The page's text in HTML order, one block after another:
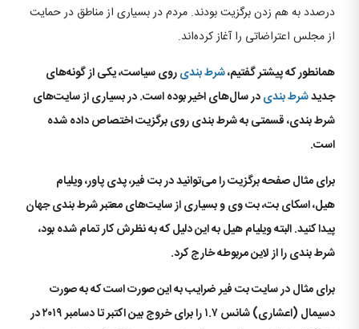
درصدد به هم زدن برگزیت بودند. مردم در بسیاری از مناطق در حمایت
از مجلس اعتراضاتی را آغاز کرده‌اند.
همانطور که پیشتر گفتیم،شرط بندیروی سیاست، یکی از گونه‌های
جدیدشرط بندیدر سال‌های اخیر بوده است. در بسیاری از سایت‌های
شرط بندی، قسمتی به شرط بندی روی برگزیت اختصاص داده شده
است.
برای مثال صفحه برگزیت را می‌توانید در بت فیر، پدی پاور، ویلیام
هیل، اسکای بت، بت وی و بسیاری از سایت‌های معتبر شرط بندی جهان
پیدا کنید. البته ویلیام هیل به این دلیل که به نظرش کار تمام شده بود،
شرط بندی را از لاین مربوطه خارج کرد.
برای مثال در سایت بت فیر ضرایب به این صورت است که به صورت
دسیمال (اعشاری) شانس ۱.۷ را برای خروج بین اکتبر تا دسامبر ۲۰۱۹ در